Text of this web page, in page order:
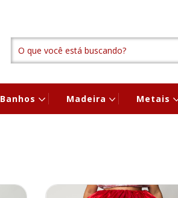
Banhos Madeira Metais